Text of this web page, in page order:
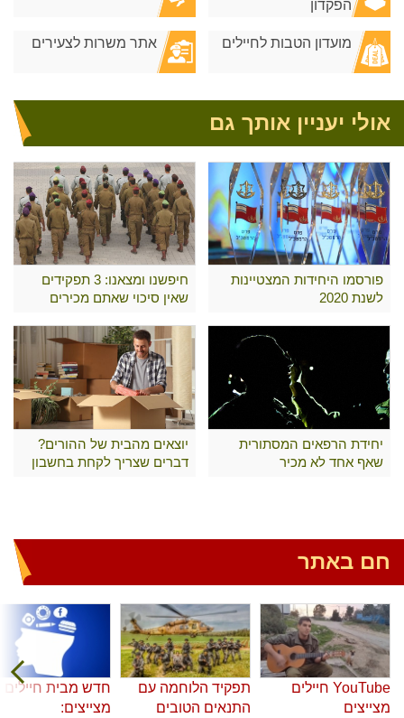
הפקדון
מועדון הטבות לחיילים אתר משרות לצעירים
אולי יעניין אותך גם
פורסמו היחידות המצטיינות
לשנת 2020
חיפשנו ומצאנו: 3 תפקידים
שאין סיכוי שאתם מכירים
יחידת הרפאים המסתורית
שאף אחד לא מכיר
יוצאים מהבית של ההורים?
דברים שצריך לקחת בחשבון
חם באתר
YouTube חיילים
מצייצים
תפקיד הלוחמה עם
התנאים הטובים
חדש מבית חיילים
מצייצים: